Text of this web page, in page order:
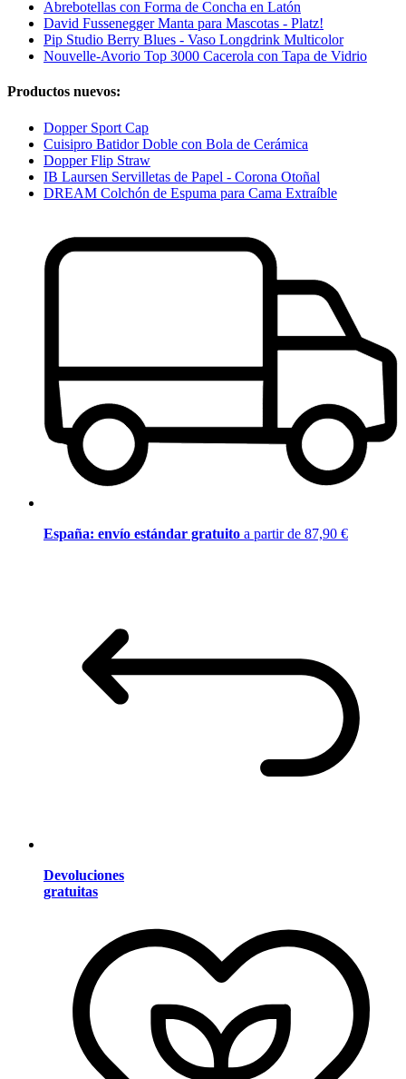
Abrebotellas con Forma de Concha en Latón
David Fussenegger Manta para Mascotas - Platz!
Pip Studio Berry Blues - Vaso Longdrink Multicolor
Nouvelle-Avorio Top 3000 Cacerola con Tapa de Vidrio
Productos nuevos:
Dopper Sport Cap
Cuisipro Batidor Doble con Bola de Cerámica
Dopper Flip Straw
IB Laursen Servilletas de Papel - Corona Otoñal
DREAM Colchón de Espuma para Cama Extraíble
España: envío estándar gratuito a partir de 87,90 €
Devoluciones
gratuitas